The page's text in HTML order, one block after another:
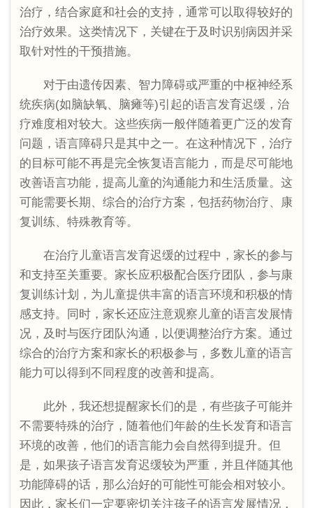
治疗，结合家庭和社会的支持，通常可以取得较好的
治疗效果。这类情况下，关键在于及时识别病因并采
取针对性的干预措施。
对于由遗传因素、智力障碍或严重的中枢神经系
统疾病(如脑缺氧、脑瘫等)引起的语言发育迟缓，治
疗难度相对较大。这些疾病一般伴随着更广泛的发育
问题，语言障碍只是其中之一。在这种情况下，治疗
的目标可能不再是完全恢复语言能力，而是尽可能地
改善语言功能，提高儿童的沟通能力和生活质量。这
可能需要长期、综合的治疗方案，包括药物治疗、康
复训练、特殊教育等。
在治疗儿童语言发育迟缓的过程中，家长的参与
和支持至关重要。家长应积极配合医疗团队，参与康
复训练计划，为儿童提供丰富的语言环境和积极的情
感支持。同时，家长还应注意观察儿童的语言发展情
况，及时与医疗团队沟通，以便调整治疗方案。通过
综合的治疗方案和家长的积极参与，多数儿童的语言
能力可以得到不同程度的改善和提高。
此外，我还想提醒家长们的是，有些孩子可能并
不需要特殊的治疗，随着他们年龄的生长发育和语言
环境的改善，他们的语言能力会自然得到提升。但
是，如果孩子语言发育迟缓较为严重，并且伴随其他
功能障碍的话，那么治好的可能性可能会相对较小。
因此，家长们一定要密切关注孩子的语言发展情况，